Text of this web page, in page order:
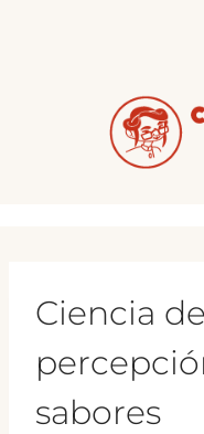
Ciencia
sabores